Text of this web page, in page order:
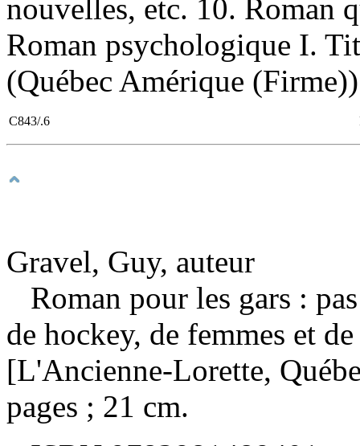
nouvelles, etc. 10. Roman
Roman psychologique I.
(Québec Amérique (Firme))
C843/.6
Gravel, Guy, auteur
Roman pour les gars :
de hockey, de femmes et
[L'Ancienne-Lorette,
pages ; 21 cm.